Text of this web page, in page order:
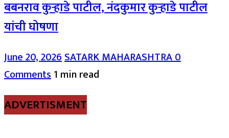
बबनराव कुऱ्हाडे पाटील, नंदकुमार कुऱ्हाडे पाटील
यांची घोषणा
June 20, 2026SATARK MAHARASHTRA0
Comments1 min read
ADVERTISMENT